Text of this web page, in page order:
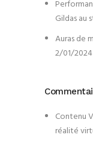
Gildas au
Auras de
2/01/2024
Contenu
réalité